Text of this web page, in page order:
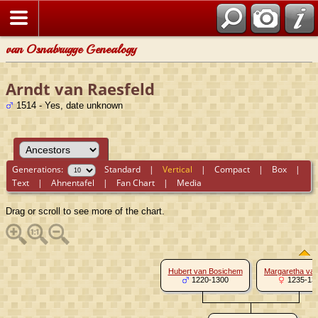
van Osnabrugge Genealogy
Arndt van Raesfeld
1514 - Yes, date unknown
Generations: Standard |Vertical |Compact | Box |
Text |Ahnentafel | Fan Chart | Media
Drag or scroll to see more of the chart.
Hubert van Bosichem
1220-1300
Margaretha
1235-